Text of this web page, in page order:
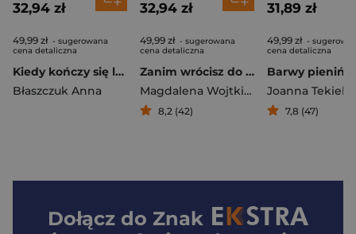
32,94 zł
49,99 zł - sugerowana
cena detaliczna
Kiedy kończy się lato
Błaszczuk Anna
32,94 zł
49,99 zł - sugerowana
cena detaliczna
Zanim wrócisz do mnie
Magdalena Wojtkiewicz
8,2 (42)
31,89 zł
49,99 zł -
cena detaliczna
Joanna Tekieli
7,8 (47)
Dołącz do Znak